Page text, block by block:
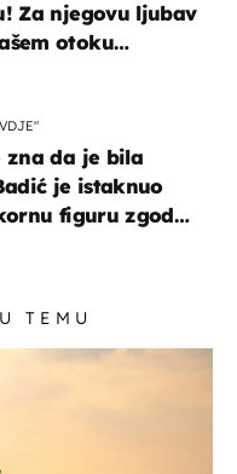
Za njegovu ljubav
otoku
zna da je bila
je istaknuo
figuru zgodne
TEMU